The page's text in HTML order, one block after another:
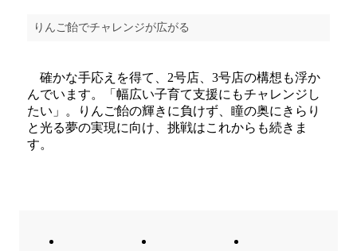
りんご飴でチャレンジが広がる
確かな手応えを得て、2号店、3号店の構想も浮か
んでいます。「幅広い子育て支援にもチャレンジし
たい」。りんご飴の輝きに負けず、瞳の奥にきらり
と光る夢の実現に向け、挑戦はこれからも続きま
す。